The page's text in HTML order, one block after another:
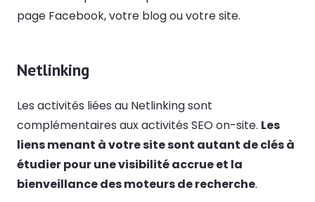
page Facebook, votre blog ou votre site.
Netlinking
Les activités liées au Netlinking sont
complémentaires aux activités SEO on-site. Les
liens menant à votre site sont autant de clés à
étudier pour une visibilité accrue et la
bienveillance des moteurs de recherche.